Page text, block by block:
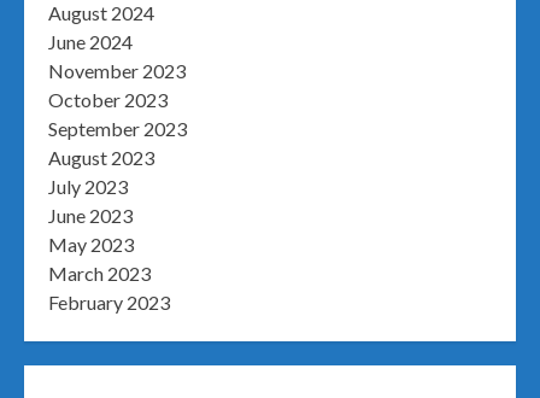
August 2024
June 2024
November 2023
October 2023
September 2023
August 2023
July 2023
June 2023
May 2023
March 2023
February 2023